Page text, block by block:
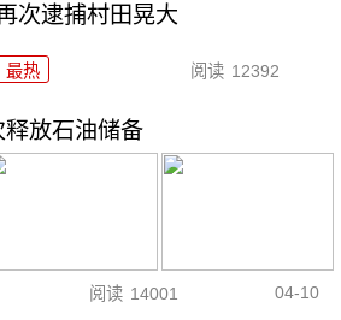
次逮捕村田晃大
最热 阅读 12392
释放石油储备
阅读 14001 04-10